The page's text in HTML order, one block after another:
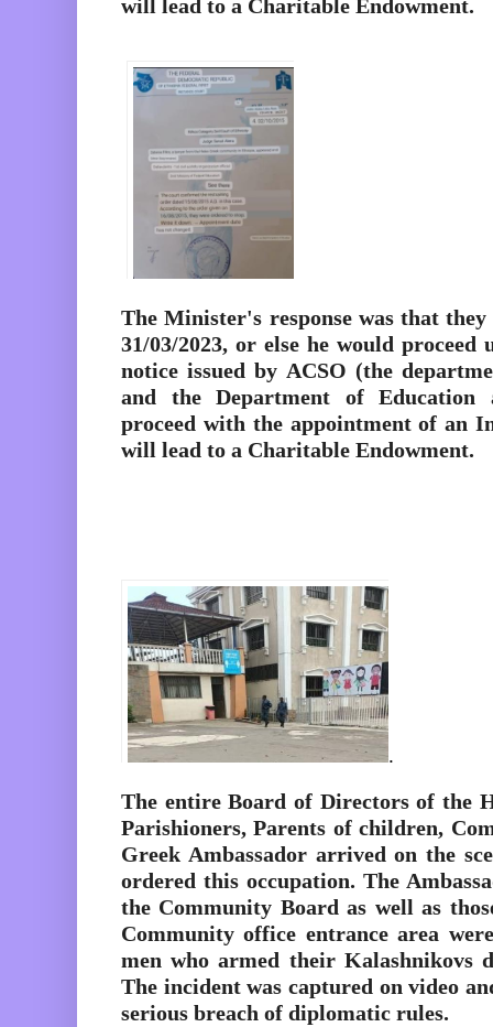
will lead to a Charitable Endowment.
The Minister's response was that
31/03/2023, or else he would
notice issued by ACSO (the
and the Department of Education
proceed with the appointment of an
will lead to a Charitable Endowment.
.
The entire Board of Directors of the
Parishioners, Parents of children,
Greek Ambassador arrived on the
ordered this occupation. The
the Community Board as well as
Community office entrance area
men who armed their Kalashnikovs
The incident was captured on video
serious breach of diplomatic rules.